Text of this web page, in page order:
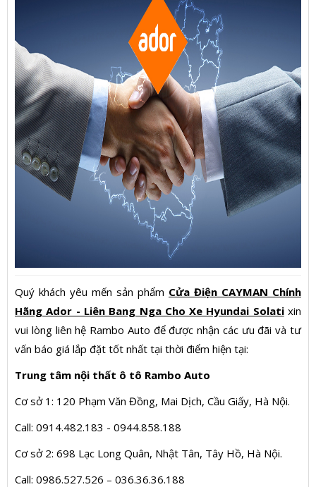
Quý khách yêu mến sản phẩm Cửa Điện CAYMAN Chính
Hãng Ador - Liên Bang Nga Cho Xe Hyundai Solatixin
vui lòng liên hệ Rambo Auto để được nhận các ưu đãi và tư
vấn báo giá lắp đặt tốt nhất tại thời điểm hiện tại:
Trung tâm nội thất ô tô Rambo Auto
Cơ sở 1: 120 Phạm Văn Đồng, Mai Dịch, Cầu Giấy, Hà Nội.
Call: 0914.482.183 - 0944.858.188
Cơ sở 2: 698 Lạc Long Quân, Nhật Tân, Tây Hồ, Hà Nội.
Call: 0986.527.526 – 036.36.36.188